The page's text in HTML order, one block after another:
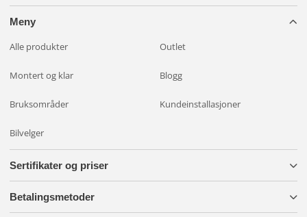
Meny
Alle produkter Outlet
Montert og klar Blogg
Bruksområder Kundeinstallasjoner
Bilvelger
Sertifikater og priser
Betalingsmetoder